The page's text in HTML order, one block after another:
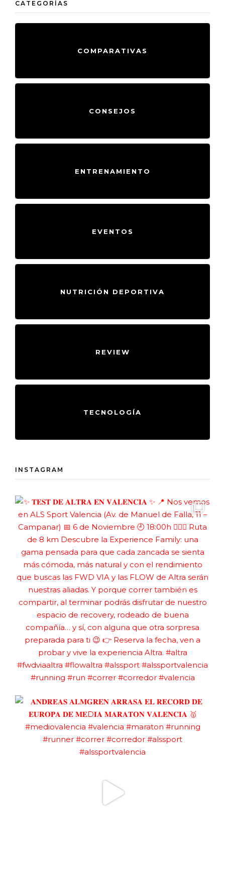
CATEGORÍAS
COMPARATIVAS
CONSEJOS
ENTRENAMIENTO
EVENTOS
NUTRICIÓN DEPORTIVA
REVIEW
TECNOLOGÍA
INSTAGRAM